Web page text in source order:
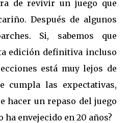
de revivir un juego que
Después de algunos
Si, sabemos que
edición definitiva incluso
está muy lejos de
cumpla las expectativas,
hacer un repaso del juego
ha envejecido en 20 años?